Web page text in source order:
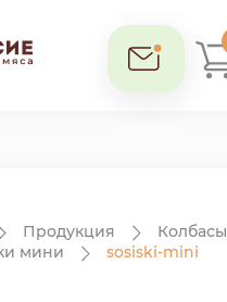
Продукция Колбасы
мини
sosiski-mini